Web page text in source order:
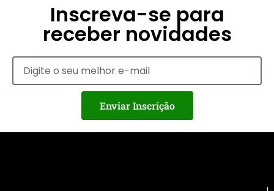
Inscreva-se para
receber novidades
Enviar Inscrição